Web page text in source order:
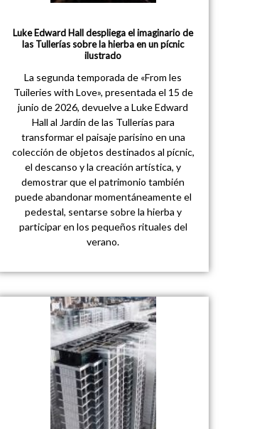
Luke Edward Hall despliega el imaginario de
las Tullerías sobre la hierba en un pícnic
ilustrado
La segunda temporada de «From les
Tuileries with Love», presentada el 15 de
junio de 2026, devuelve a Luke Edward
Hall al Jardín de las Tullerías para
transformar el paisaje parisino en una
colección de objetos destinados al pícnic,
el descanso y la creación artística, y
demostrar que el patrimonio también
puede abandonar momentáneamente el
pedestal, sentarse sobre la hierba y
participar en los pequeños rituales del
verano.